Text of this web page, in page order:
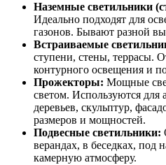
Наземные светильники
Идеально подходят для
газонов. Бывают разной
Встраиваемые
ступени, стены, террасы.
контурного освещения и
Прожекторы: Мощные
светом. Используются для
деревьев, скульптур,
размеров и мощностей.
Подвесные светильники:
верандах, в беседках,
камерную атмосферу.